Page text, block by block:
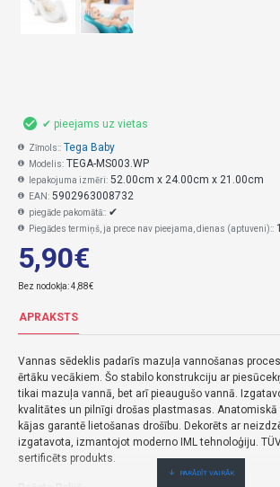
5,90€
Bez nodokļa: 4,88€
✔ pieejams uz vietas
Zīmols:: Tega Baby
Modelis: TEGA-MS003.WP
Iepakojuma izmēri: 52.00cm x 24.00cm x 21.00cm
EAN: 5902963008732
piegāde pakomātā:: ✔
Piegādes termiņš, ja prece nav pieejama, dienas (aptuveni)::
APRAKSTS
Vannas sēdeklis padarīs mazuļa vannošanas
ērtāku vecākiem. Šo stabilo konstrukciju ar
tikai mazuļa vannā, bet arī pieaugušo vannā.
kvalitātes un pilnīgi drošas plastmasas.
kājas garantē lietošanas drošību. Dekorēts ar
izgatavota, izmantojot moderno IML tehnoloģiju.
sertificēts produkts.